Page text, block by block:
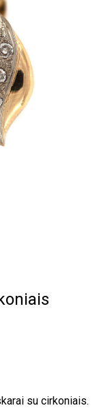
su cirkoniais.